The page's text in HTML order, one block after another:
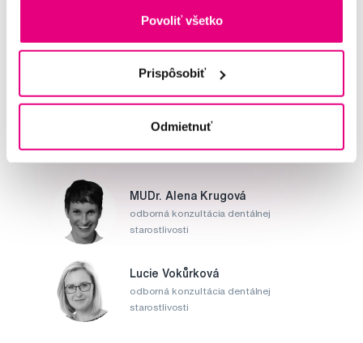
Povoliť všetko
Prispôsobiť
Odmietnuť
Potřebujete poradit?
Napište našim odborníkům
MUDr. Alena Krugová
odborná konzultácia dentálnej
starostlivosti
Lucie Vokůrková
odborná konzultácia dentálnej
starostlivosti